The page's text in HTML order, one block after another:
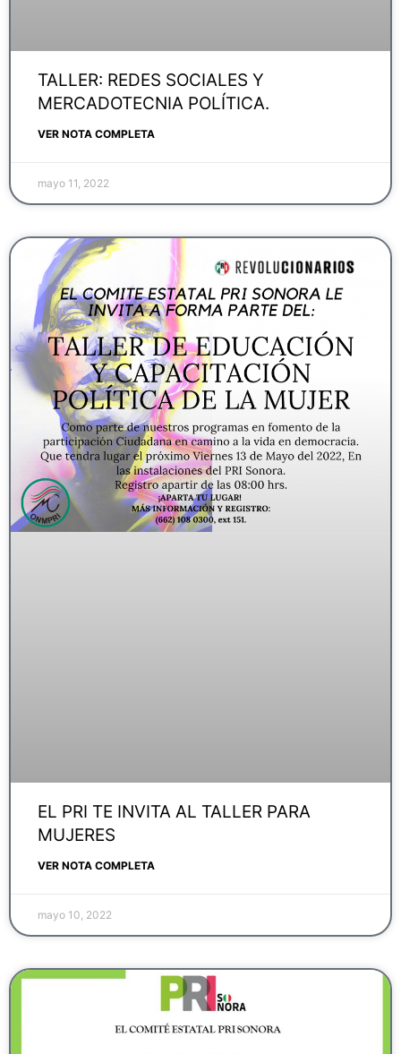
TALLER: REDES SOCIALES Y
MERCADOTECNIA POLÍTICA.
VER NOTA COMPLETA
mayo 11, 2022
EL PRI TE INVITA AL TALLER PARA
MUJERES
VER NOTA COMPLETA
mayo 10, 2022